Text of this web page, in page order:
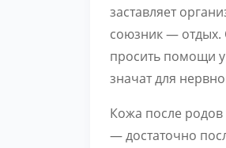
заставляет
союзник — отдых.
просить помощи
значат для
Кожа после родов
— достаточно